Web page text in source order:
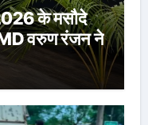
के मसौदे
वरुण रंजन ने